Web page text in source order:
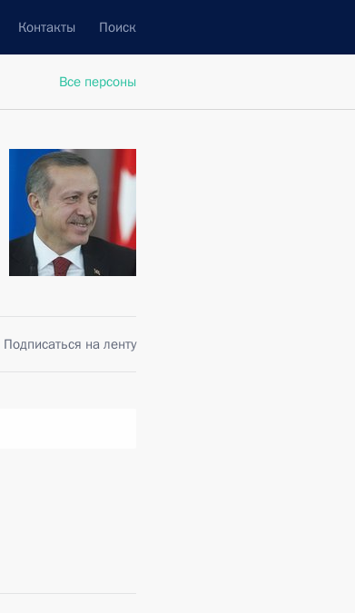
Контакты Поиск
Все персоны
Подписаться на ленту